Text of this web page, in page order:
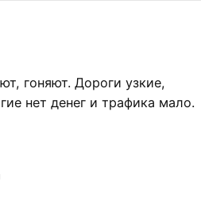
гоняют. Дороги узкие,
нет денег и трафика мало.